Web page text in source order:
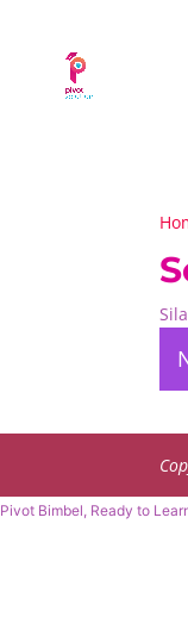
Pivot Bimbel, Ready to